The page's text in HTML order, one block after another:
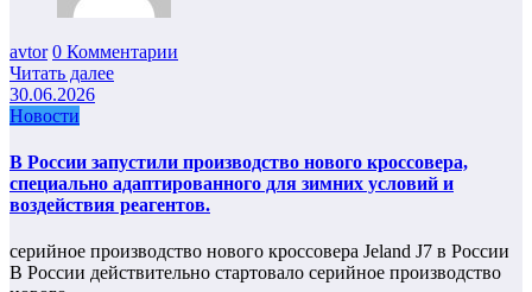
avtor 0 Комментарии
Читать далее
30.06.2026
Новости
В России запустили производство нового кроссовера,
специально адаптированного для зимних условий и
воздействия реагентов.
серийное производство нового кроссовера Jeland J7 в России
В России действительно стартовало серийное производство